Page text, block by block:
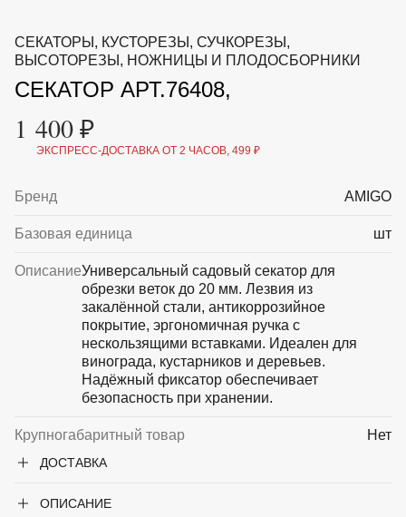
МАЛАЯ МЕХАНИЗАЦИЯ
ОТПУГИВАТЕЛИ ОТ ПТИЦ, НАСЕКОМЫХ И
ГРЫЗУНОВ
САДОВАЯ ОДЕЖДА И ОБУВЬ
СЕМЕНА
СРЕДСТВА ЗАЩИТЫ РАСТЕНИЙ И УДОБРЕНИЯ
ТОВАРЫ ДЛЯ БАНЬ И САУН
ТОВАРЫ ДЛЯ ТУРИЗМА И ПИКНИКА
ХОЗ ТОВАРЫ
Sale Новинки Акции
УХОД
+7 (495) 197 87
87
СЕКАТОРЫ, КУСТОРЕЗЫ, СУЧКОРЕЗЫ,
ВЫСОТОРЕЗЫ, НОЖНИЦЫ И ПЛОДОСБОРНИКИ
СЕКАТОР АРТ.76408,
1 400 ₽
ЭКСПРЕСС-ДОСТАВКА ОТ 2 ЧАСОВ, 499 ₽
Бренд AMIGO
Базовая единица шт
ОписаниеУниверсальный садовый секатор для
обрезки веток до 20 мм. Лезвия из
закалённой стали, антикоррозийное
покрытие, эргономичная ручка с
нескользящими вставками. Идеален для
винограда, кустарников и деревьев.
Надёжный фиксатор обеспечивает
безопасность при хранении.
Крупногабаритный товар Нет
ДОСТАВКА
ОПИСАНИЕ